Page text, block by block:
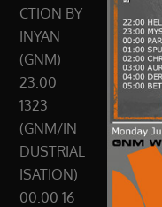
CTION BY
INYAN
(GNM)
23:00
1323
(GNM/IN
DUSTRIAL
ISATION)
00:00 16